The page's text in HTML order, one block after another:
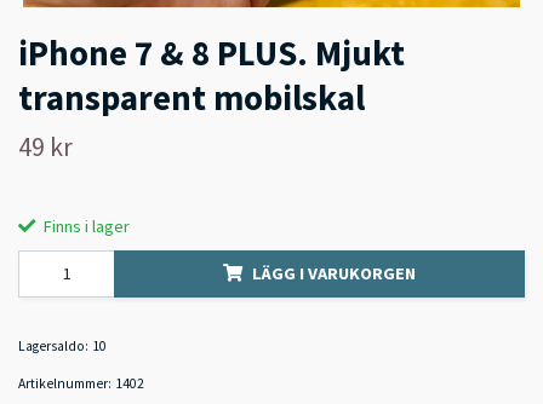
iPhone 7 & 8 PLUS. Mjukt
transparent mobilskal
49 kr
Finns i lager
LÄGG I VARUKORGEN
Lagersaldo: 10
Artikelnummer: 1402